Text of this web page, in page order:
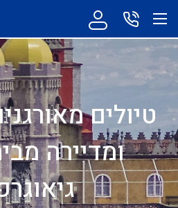
טיולים
ומדיירה